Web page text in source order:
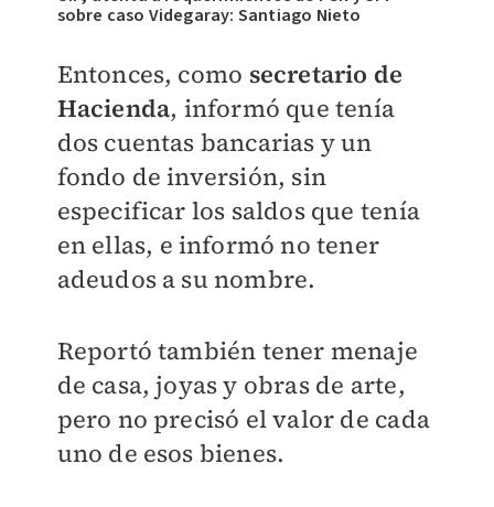
sobre caso Videgaray: Santiago Nieto
Entonces, como secretario de
Hacienda, informó que tenía
dos cuentas bancarias y un
fondo de inversión, sin
especificar los saldos que tenía
en ellas, e informó no tener
adeudos a su nombre.
Reportó también tener menaje
de casa, joyas y obras de arte,
pero no precisó el valor de cada
uno de esos bienes.